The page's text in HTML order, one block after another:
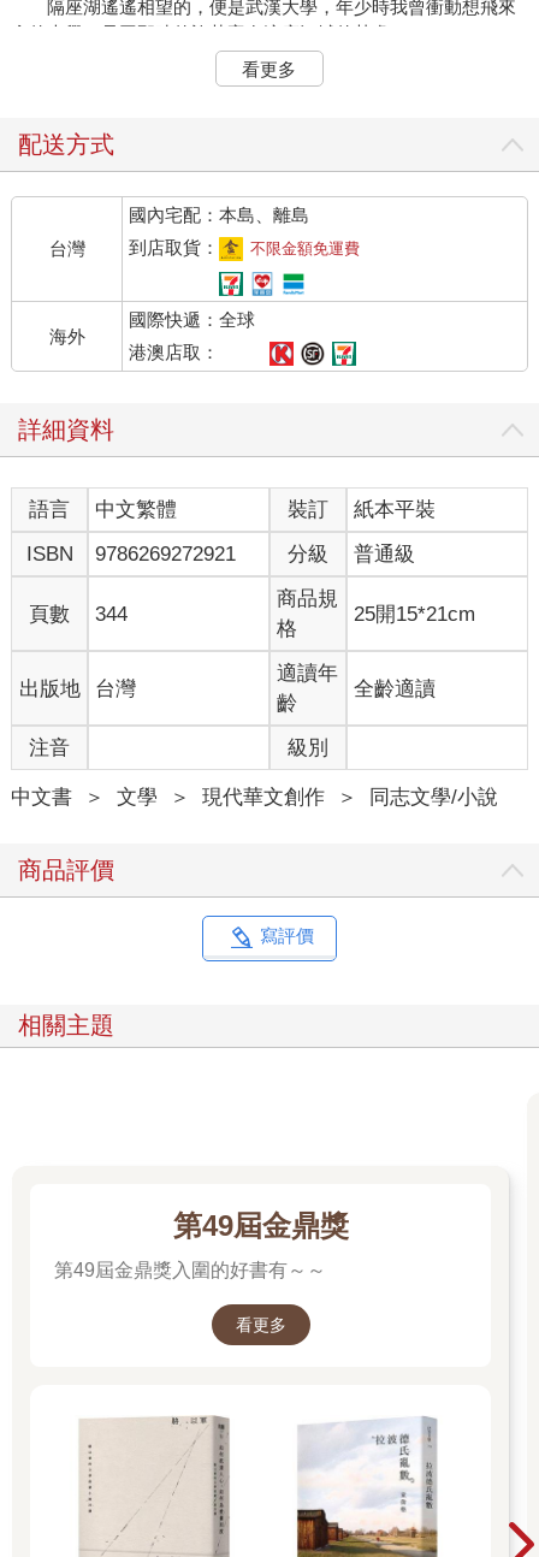
隔座湖遙遙相望的，便是武漢大學，年少時我曾衝動想飛來
念的大學，只因那時的許芢寧在這座江城的某處。
有她在的地方，就是我的歸處。
幾年後，我真踏上了黃土，只是時光流轉，年少不再。許芢
兵荒馬亂的歲月中，為數不多的溫柔。
那個人，正在我身旁熟睡著，在這麼些年以後。我伸出手，
將許芢寧垂落於眼前的幾綹髮絲輕輕勾至耳後。儘管我放輕動
作，她還是睜開了眼，目光迷濛。
那雙眼令我想起那片平靜的東湖，同樣的波瀾不興、平靜無
波。
我的手覆上她的手背，低語：「再睡一下吧，沒那麼快到廣
州的，之後又要飛長程，我怕妳──」
許芢寧的手輕輕放到我的手背上，我凝視她沉靜的目光，彷
可我能為她做些什麼呢？抵不過命運洪流的我們，在其中顛
沛流離。為此我悲憤不甘，但許芢寧只是平靜地看著我，告訴
我，她相信這世上所有的安排，都是最好的安排。
「如果不是，或許只是還沒走到最後。」她輕道。
我選擇接受，也只能接受，相信她的相信。
見許芢寧犯睏地瞇起眼，我的手輕輕覆蓋到她的眼上，再拉
高毛毯將她包裹得厚實，不讓一點涼風溜進，就怕她受寒。她拉
下我的手，偏頭靠在我的右肩上。
許芢寧攤開我的掌心，我任著她為所欲為，就怕她不夠任
性，像之前一樣什麼事都一個人擔著。她的指尖在我掌心劃了
劃，組成了一句話。
我默念了下，微微握緊拳，輕道：「我知道，一直都知
道。」我摟緊她，親吻她的額髮：「妳睏了就睡吧，我在這。」
不一會身旁傳來均勻的呼吸聲，而我睡意全無，轉頭望向窗
外。
雪。
──這些，多像這十年來的悲歡。
而我等到了許芢寧，在看遍這些風景之後。
從參與的過去。日子被我走得緩而慢，她的模樣逐漸清晰完整，
可怎麼也比不上迎來她時，如舊的清冷眉眼。
「我會的，晚安。」
我會的。
我在許芢寧細細的呼吸聲中閉上眼，在黎明之前慢慢地有了
睡意，不禁想起那片海，澎湖的那片海。
看更多
配送方式
台灣
國內宅配：本島、離島
到店取貨：
不限金額免運費
海外
國際快遞：全球
港澳店取：
詳細資料
語言 中文繁體 裝訂
紙本平裝
ISBN
9786269272921 分級 普通級
頁數 344
商品規
格
25開15*21cm
出版地 台灣
適讀年
齡
全齡適讀
注音 級別
中文書 ＞ 文學 ＞ 現代華文創作 ＞ 同志文學/小說
商品評價
寫評價
相關主題
第49屆金鼎獎
第49屆金鼎獎入圍的好書有～～
看更多